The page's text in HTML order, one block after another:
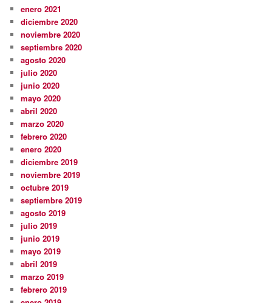
enero 2021
diciembre 2020
noviembre 2020
septiembre 2020
agosto 2020
julio 2020
junio 2020
mayo 2020
abril 2020
marzo 2020
febrero 2020
enero 2020
diciembre 2019
noviembre 2019
octubre 2019
septiembre 2019
agosto 2019
julio 2019
junio 2019
mayo 2019
abril 2019
marzo 2019
febrero 2019